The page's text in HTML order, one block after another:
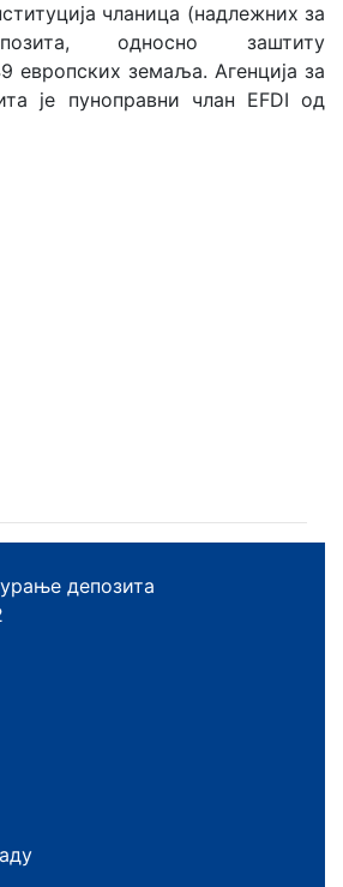
чланица (надлежних за
односно заштиту
европских земаља. Агенција за
је пуноправни члан EFDI од
депозита